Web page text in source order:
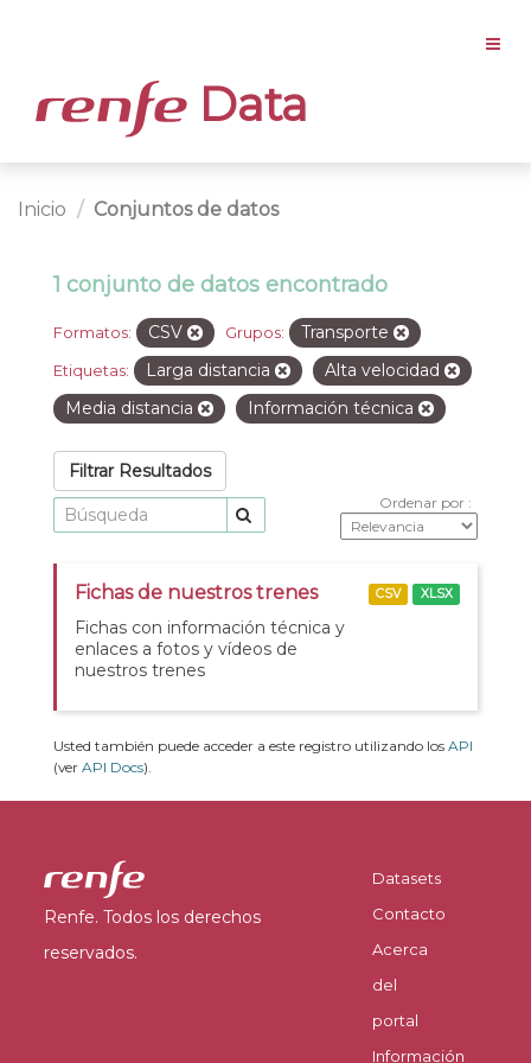
Data
Inicio Conjuntos de datos
1 conjunto de datos encontrado
Formatos: CSV Grupos: Transporte
Etiquetas: Larga distancia
Alta velocidad
Media distancia
Información técnica
Filtrar Resultados
Ordenar por
Fichas de nuestros trenes
Fichas con información técnica y
enlaces a fotos y vídeos de
nuestros trenes
CSV XLSX
Usted también puede acceder a este registro utilizando los API
(ver API Docs).
Renfe. Todos los derechos
reservados.
Datasets
Contacto
Acerca
del
portal
Información